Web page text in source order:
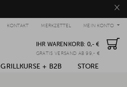
×
MEIN KONTO
MERKZETTEL
KONTAKT
IHR WARENKORB: 0,- €
GRATIS VERSAND AB 99,- €
GRILLKURSE + B2B STORE